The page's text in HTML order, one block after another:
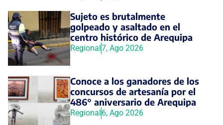
Sujeto es brutalmente
golpeado y asaltado en el
centro histórico de Arequipa
Regional7, Ago 2026
Conoce a los ganadores de los
concursos de artesanía por el
486° aniversario de Arequipa
Regional6, Ago 2026